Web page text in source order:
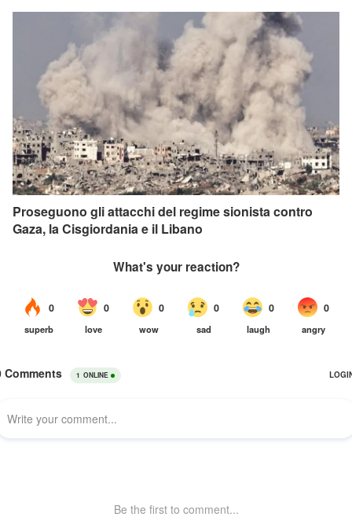
Proseguono gli attacchi del regime sionista contro
Gaza, la Cisgiordania e il Libano